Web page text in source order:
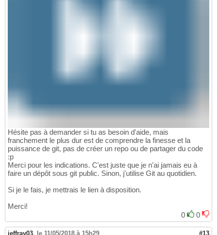
Hésite pas à demander si tu as besoin d'aide, mais
franchement le plus dur est de comprendre la finesse et la
puissance de git, pas de créer un repo ou de partager du code
:p
Merci pour les indications. C'est juste que je n'ai jamais eu à
faire un dépôt sous git public. Sinon, j'utilise Git au quotidien.
Si je le fais, je mettrais le lien à disposition.
Merci!
0
0
jeffray03, le 11/05/2018 à 15h29 #13